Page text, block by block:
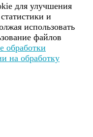
для улучшения
и
использовать
файлов
обработки
на обработку